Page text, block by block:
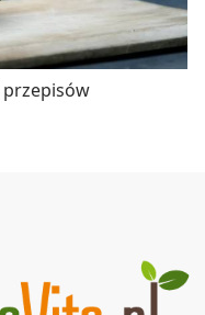
przepisów